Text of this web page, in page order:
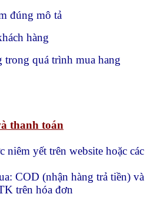
đúng mô tả
hàng
trong quá trình mua hang
thanh toán
niêm yết trên website hoặc các
COD (nhận hàng trả tiền) và
trên hóa đơn